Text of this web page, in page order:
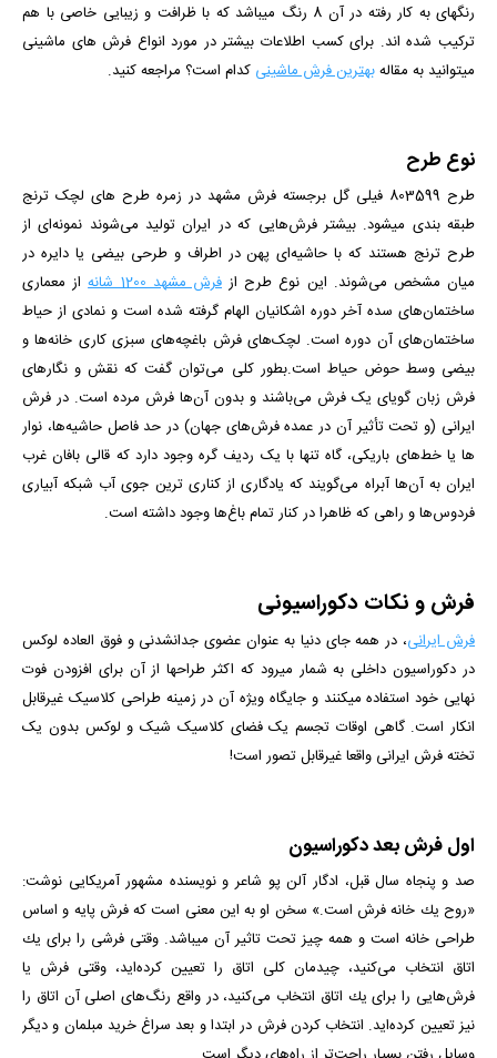
رنگ­­های به کار رفته در آن 8 رنگ می­باشد که با ظرافت و زیبایی خاصی با هم
ترکیب شده­ اند. برای کسب اطلاعات بیشتر در مورد انواع فرش های ماشینی
میتوانید به مقالهبهترین فرش ماشینی کدام است؟ مراجعه کنید.
نوع طرح
طرح 803599 فیلی گل برجسته فرش مشهد در زمره طرح های لچک ترنج
طبقه بندی می­شود. بیشتر فرش‌هایی که در ایران تولید می‌شوند نمونه‌ای از
طرح ترنج هستند که با حاشیه‌ای پهن در اطراف و طرحی بیضی یا دایره در
میان مشخص می‌شوند. این نوع طرح ازفرش مشهد 1200 شانه ازمعماری
ساختمان‌های سده آخر دوره اشکانیان الهام گرفته شده است و نمادی از حیاط
ساختمان‌های آن دوره است. لچک‌های فرش باغچه‌های سبزی کاری خانه‌ها و
بیضی وسط حوض حیاط است.بطور کلی می‌توان گفت که نقش و نگارهای
فرش زبان گویای یک فرش می‌باشند و بدون آن‌ها فرش مرده است. در فرش
ایرانی (و تحت تأثیر آن در عمده فرش‌های جهان) در حد فاصل حاشیه‌ها، نوار
ها یا خط‌های باریکی، ‌گاه تنها با یک ردیف گره وجود دارد که قالی بافان غرب
ایران به آن‌ها آبراه می‌گویند که یادگاری از کناری ترین جوی آب شبکه‌ آبیاری
فردوس‌ها و راهی که ظاهرا در کنار تمام باغ‌ها وجود داشته است.
فرش و نکات دکوراسیونی
فرش ایرانی، در همه جای دنیا به عنوان عضوی جدانشدنی و فوق العاده لوکس
در دکوراسیون داخلی به شمار میرود که اکثر طراح­ها از آن برای افزودن فوت
نهایی خود استفاده می­کنند و جایگاه ویژه آن در زمینه طراحی کلاسیک غیرقابل
انکار است. گاهی اوقات تجسم یک فضای کلاسیک شیک و لوکس بدون یک
تخته فرش ایرانی واقعا غیرقابل تصور است!
اول فرش بعد دکوراسیون
صد و پنجاه سال قبل، ادگار آلن پو شاعر و نویسنده مشهور آمریکایی نوشت:
«روح یك خانه فرش است.» سخن او به این معنی است كه فرش پایه و اساس
طراحی خانه است و همه چیز تحت تاثیر آن می­باشد. وقتی فرشی را برای یك
اتاق انتخاب می‌كنید، چیدمان كلی اتاق را تعیین كرده‌اید، وقتی فرش یا
فرش‌هایی را برای یك اتاق انتخاب می‌كنید، در واقع رنگ‌های اصلی آن اتاق را
نیز تعیین كرده‌اید. انتخاب کردن فرش در ابتدا و بعد سراغ خرید مبلمان و دیگر